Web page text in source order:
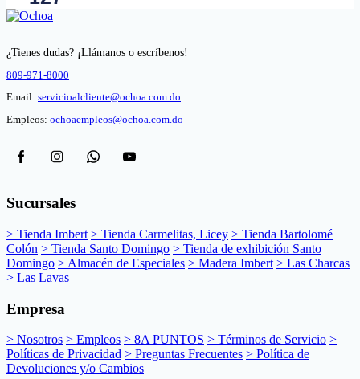
¿Tienes dudas? ¡Llámanos o escríbenos!
809-971-8000
Email: servicioalcliente@ochoa.com.do
Empleos: ochoaempleos@ochoa.com.do
Sucursales
> Tienda Imbert > Tienda Carmelitas, Licey > Tienda Bartolomé
Colón > Tienda Santo Domingo > Tienda de exhibición Santo
Domingo > Almacén de Especiales > Madera Imbert > Las Charcas
> Las Lavas
Empresa
> Nosotros > Empleos > 8A PUNTOS > Términos de Servicio >
Políticas de Privacidad > Preguntas Frecuentes > Política de
Devoluciones y/o Cambios